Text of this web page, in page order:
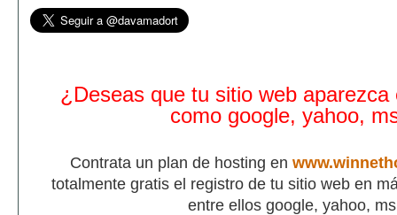
¿Deseas que tu sitio web aparezca
como google, yahoo,
Contrata un plan de hosting en
totalmente gratis el registro de tu sitio web en
entre ellos google, yahoo,